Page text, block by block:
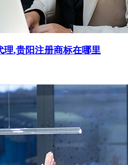
,贵阳注册商标在哪里